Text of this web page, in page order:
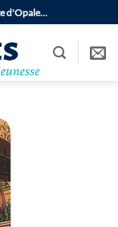
d'Opale…